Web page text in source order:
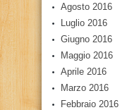
Agosto 2016
Luglio 2016
Giugno 2016
Maggio 2016
Aprile 2016
Marzo 2016
Febbraio 2016